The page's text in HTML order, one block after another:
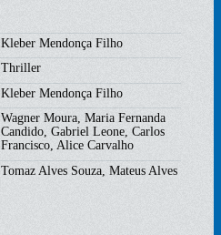
Kleber Mendonça Filho
Thriller
Kleber Mendonça Filho
Wagner Moura, Maria Fernanda
Candido, Gabriel Leone, Carlos
Francisco, Alice Carvalho
Tomaz Alves Souza, Mateus Alves